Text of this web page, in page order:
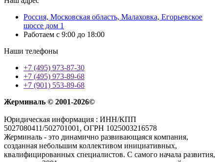
Россия, Московская область, Малаховка, Егорьевское
шоссе дом 1
Работаем с 9:00 до 18:00
Наши телефоны
+7 (495) 973-87-30
+7 (495) 973-89-68
+7 (901) 553-89-68
Жерминаль © 2001-2026©
Юридическая информация : ИНН/КПП
5027080411/502701001, ОГРН 1025003216578
Жерминаль - это динамично развивающаяся компания,
созданная небольшим коллективом инициативных,
квалифицированных специалистов. С самого начала развития,